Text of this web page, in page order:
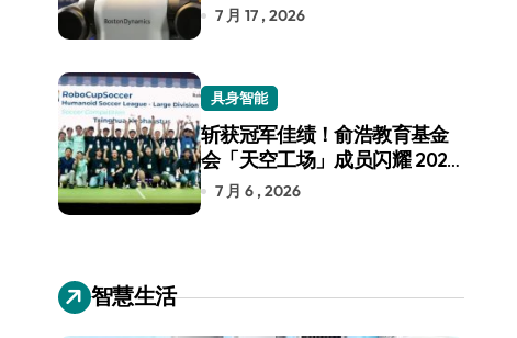
7 月 17 , 2026
具身智能
斩获冠军佳绩！俞浩教育基金
会「天空工场」成员闪耀 2026
RoboCup 机器人世界杯
7 月 6 , 2026
智慧生活